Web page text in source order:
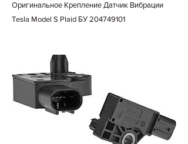
Оригинальное Крепление Датчик Вибрации
Tesla Model S Plaid БУ 204749101